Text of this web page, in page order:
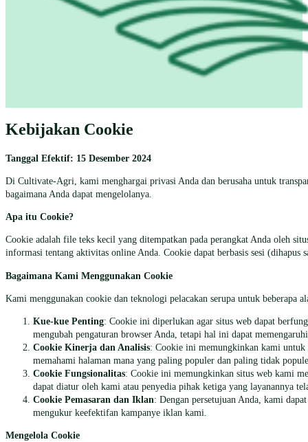
Kebijakan Cookie
Tanggal Efektif: 15 Desember 2024
Di Cultivate-Agri, kami menghargai privasi Anda dan berusaha untuk
bagaimana Anda dapat mengelolanya.
Apa itu Cookie?
Cookie adalah file teks kecil yang ditempatkan pada perangkat Anda oleh
informasi tentang aktivitas online Anda. Cookie dapat berbasis sesi (dihapus
Bagaimana Kami Menggunakan Cookie
Kami menggunakan cookie dan teknologi pelacakan serupa untuk beberapa
Kue-kue Penting: Cookie ini diperlukan agar situs web dapat
mengubah pengaturan browser Anda, tetapi hal ini dapat
Cookie Kinerja dan Analisis: Cookie ini memungkinkan kami untuk
memahami halaman mana yang paling populer dan paling tidak
Cookie Fungsionalitas: Cookie ini memungkinkan situs web kami
dapat diatur oleh kami atau penyedia pihak ketiga yang layanannya
Cookie Pemasaran dan Iklan: Dengan persetujuan Anda, kami
mengukur keefektifan kampanye iklan kami.
Mengelola Cookie